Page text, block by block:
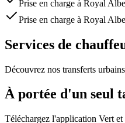
Prise en charge à Royal
Prise en charge à Royal
Services de
Découvrez nos transferts
À portée d'un seul
Téléchargez l'application Vert